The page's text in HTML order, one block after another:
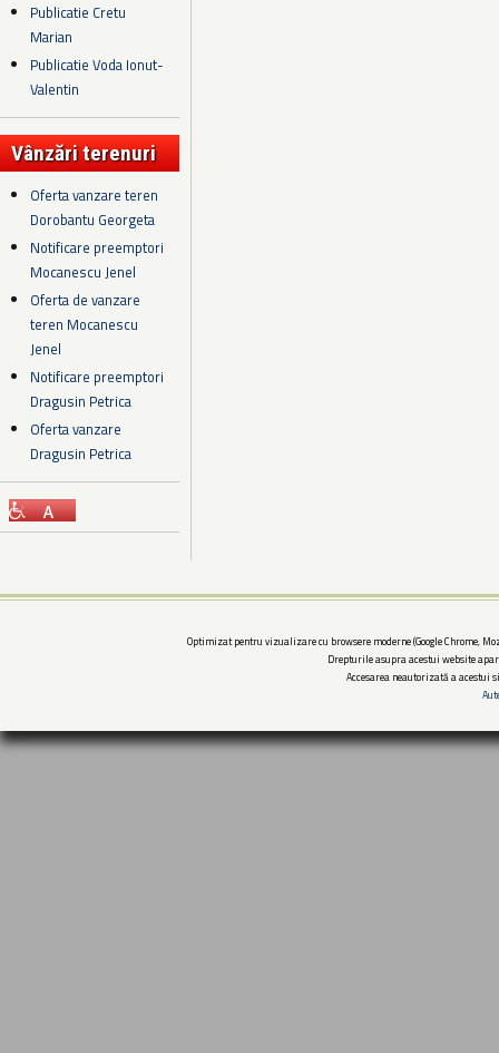
Publicatie Cretu
Marian
Publicatie Voda Ionut-
Valentin
Vânzări terenuri
Oferta vanzare teren
Dorobantu Georgeta
Notificare preemptori
Mocanescu Jenel
Oferta de vanzare
teren Mocanescu
Jenel
Notificare preemptori
Dragusin Petrica
Oferta vanzare
Dragusin Petrica
Optimizat pentru vizualizare cu browsere moderne (Google Chrome,
Drepturile asupra acestui website
Accesarea neautorizată a acestui